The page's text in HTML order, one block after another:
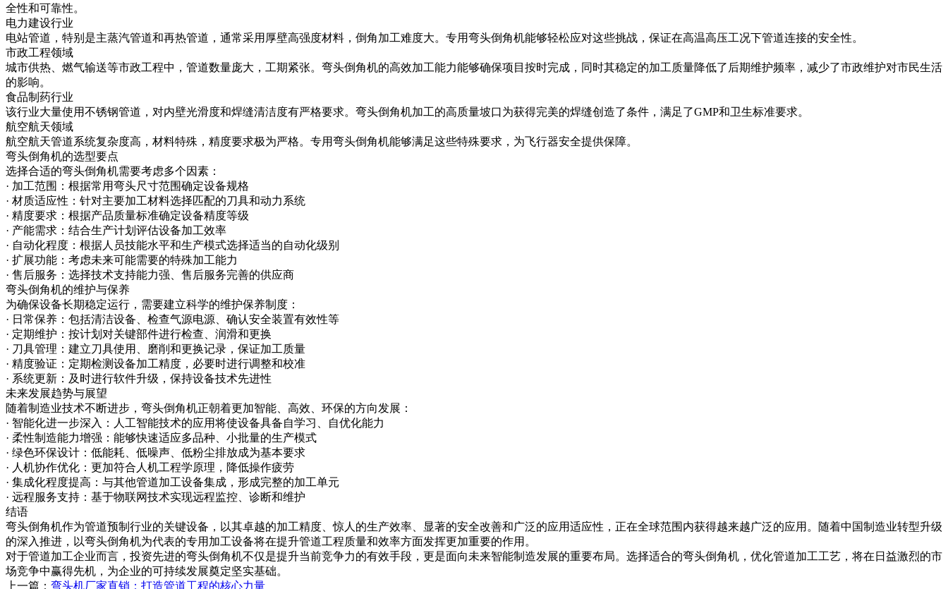
全性和可靠性。
电力建设行业
电站管道，特别是主蒸汽管道和再热管道，通常采用厚壁高强度材料，倒角加工难度大。专用弯头倒角机能够轻松应对这些挑战，保证在高温高压工况下管道连接的安全性。
市政工程领域
城市供热、燃气输送等市政工程中，管道数量庞大，工期紧张。弯头倒角机的高效加工能力能够确保项目按时完成，同时其稳定的加工质量降低了后期维护频率，减少了市政维护对市民生活
的影响。
食品制药行业
该行业大量使用不锈钢管道，对内壁光滑度和焊缝清洁度有严格要求。弯头倒角机加工的高质量坡口为获得完美的焊缝创造了条件，满足了GMP和卫生标准要求。
航空航天领域
航空航天管道系统复杂度高，材料特殊，精度要求极为严格。专用弯头倒角机能够满足这些特殊要求，为飞行器安全提供保障。
弯头倒角机的选型要点
选择合适的弯头倒角机需要考虑多个因素：
· 加工范围：根据常用弯头尺寸范围确定设备规格
· 材质适应性：针对主要加工材料选择匹配的刀具和动力系统
· 精度要求：根据产品质量标准确定设备精度等级
· 产能需求：结合生产计划评估设备加工效率
· 自动化程度：根据人员技能水平和生产模式选择适当的自动化级别
· 扩展功能：考虑未来可能需要的特殊加工能力
· 售后服务：选择技术支持能力强、售后服务完善的供应商
弯头倒角机的维护与保养
为确保设备长期稳定运行，需要建立科学的维护保养制度：
· 日常保养：包括清洁设备、检查气源电源、确认安全装置有效性等
· 定期维护：按计划对关键部件进行检查、润滑和更换
· 刀具管理：建立刀具使用、磨削和更换记录，保证加工质量
· 精度验证：定期检测设备加工精度，必要时进行调整和校准
· 系统更新：及时进行软件升级，保持设备技术先进性
未来发展趋势与展望
随着制造业技术不断进步，弯头倒角机正朝着更加智能、高效、环保的方向发展：
· 智能化进一步深入：人工智能技术的应用将使设备具备自学习、自优化能力
· 柔性制造能力增强：能够快速适应多品种、小批量的生产模式
· 绿色环保设计：低能耗、低噪声、低粉尘排放成为基本要求
· 人机协作优化：更加符合人机工程学原理，降低操作疲劳
· 集成化程度提高：与其他管道加工设备集成，形成完整的加工单元
· 远程服务支持：基于物联网技术实现远程监控、诊断和维护
结语
弯头倒角机作为管道预制行业的关键设备，以其卓越的加工精度、惊人的生产效率、显著的安全改善和广泛的应用适应性，正在全球范围内获得越来越广泛的应用。随着中国制造业转型升级
的深入推进，以弯头倒角机为代表的专用加工设备将在提升管道工程质量和效率方面发挥更加重要的作用。
对于管道加工企业而言，投资先进的弯头倒角机不仅是提升当前竞争力的有效手段，更是面向未来智能制造发展的重要布局。选择适合的弯头倒角机，优化管道加工工艺，将在日益激烈的市
场竞争中赢得先机，为企业的可持续发展奠定坚实基础。
上一篇： 弯头机厂家直销：打造管道工程的核心力量